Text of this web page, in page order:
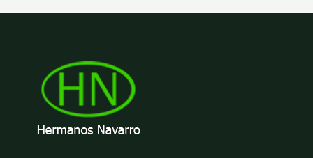
de
de